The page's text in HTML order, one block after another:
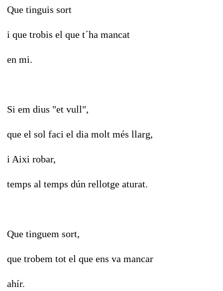
Que tinguis sort
i que trobis el que t´ha mancat
en mi.
Si em dius "et vull",
que el sol faci el dia molt més llarg,
i Aixi robar,
temps al temps dún rellotge aturat.
Que tinguem sort,
que trobem tot el que ens va mancar
ahír.